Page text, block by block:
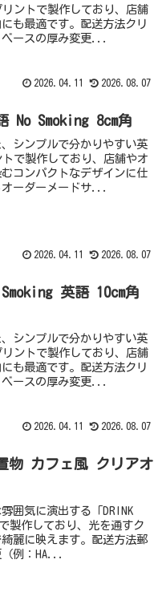
ントで製作しており、店舗
も最適です。配送方法クリ
ースの厚み変更...
2026.04.11 2026.08.07
No Smoking 8cm角
シンプルで分かりやすい英
で製作しており、店舗やオ
コンパクトなデザインに仕
オーダーメードサ...
2026.04.11 2026.08.07
英語 10cm角
シンプルで分かりやすい英
ントで製作しており、店舗
も最適です。配送方法クリ
ベースの厚み変更...
2026.04.11 2026.08.07
物 カフェ風 クリアオ
囲気に演出する「DRINK
製作しており、光を通すク
麗に映えます。配送方法郵
例：HA...